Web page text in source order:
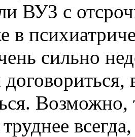
ВУЗ с
в
сильно
Возможно,